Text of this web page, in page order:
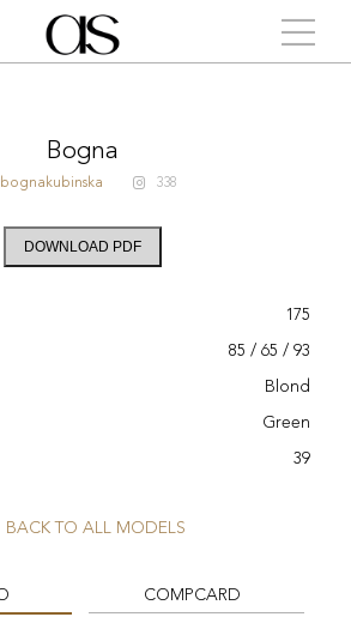
Bogna
338
DOWNLOAD PDF
175
85 / 65 / 93
Blond
Green
39
BACK TO ALL MODELS
COMPCARD